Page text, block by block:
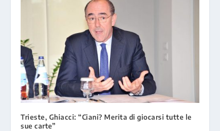
Trieste, Ghiacci: “Ciani? Merita di giocarsi tutte le
sue carte”